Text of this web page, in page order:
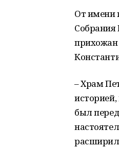
От имени
Собрания
прихожан
– Храм
был